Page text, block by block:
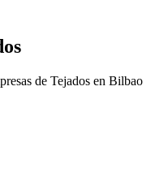
de Tejados en Bilbao